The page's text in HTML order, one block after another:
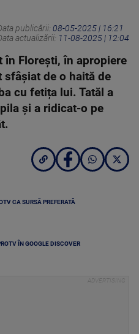
publicării: 08-05-2025 | 16:21
actualizării: 11-08-2025 | 12:04
în Florești, în apropiere
sfâșiat de o haită de
cu fetița lui. Tatăl a
și a ridicat-o pe
CA SURSĂ PREFERATĂ
ÎN GOOGLE DISCOVER